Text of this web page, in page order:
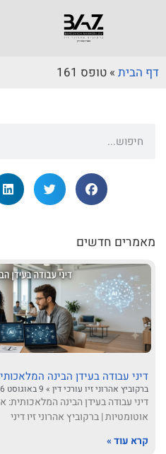
דף הבית » טופס 161
מאמרים חדשים
דיני עבודה בעידן הבינה
ברקוביץ אהרוני זיו עורכי דין
דיני עבודה בעידן הבינה
אוטומטיות | ברקוביץ אהרוני זיו דיני
קרא עוד »